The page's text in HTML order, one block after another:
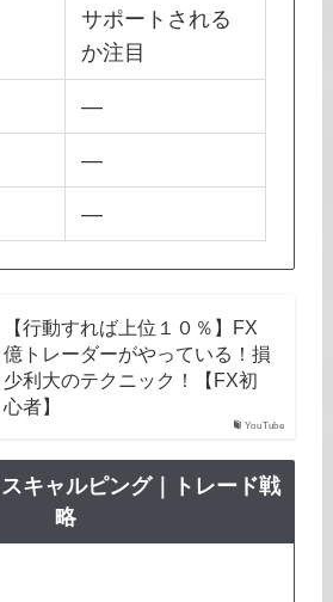
サポートされる
か注目
—
―
―
YouTube
【行動すれば上位１０％】FX
億トレーダーがやっている！損
少利大のテクニック！【FX初
心者】
キャルピング｜トレード戦
略